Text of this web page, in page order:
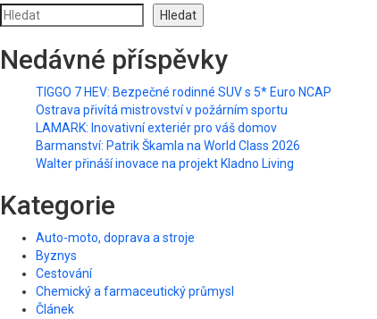
Hledat
Nedávné příspěvky
TIGGO 7 HEV: Bezpečné rodinné SUV s 5* Euro NCAP
Ostrava přivítá mistrovství v požárním sportu
LAMARK: Inovativní exteriér pro váš domov
Barmanství: Patrik Škamla na World Class 2026
Walter přináší inovace na projekt Kladno Living
Kategorie
Auto-moto, doprava a stroje
Byznys
Cestování
Chemický a farmaceutický průmysl
Článek